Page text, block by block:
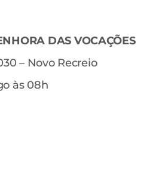
DAS VOCAÇÕES
– Novo Recreio
às 08h